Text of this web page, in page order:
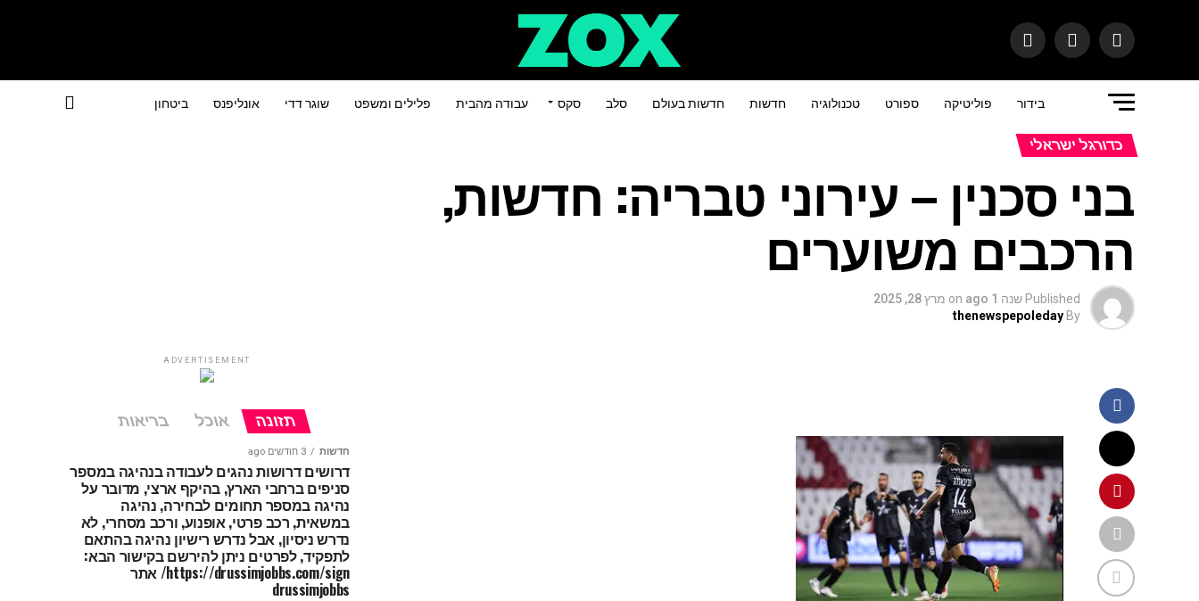
בידור פוליטיקה ספורט טכנולוגיה חדשות חדשות בעולם סלב סקס עבודה מהבית פלילים ומשפט שוגר דדי אונליפנס ביטחון
כדורגל ישראלי
בני סכנין – עירוני טבריה: חדשות,
הרכבים משוערים
Published שנה 1 ago on מרץ 28, 2025
By
thenewspepoleday
ADVERTISEMENT
תזונה אוכל בריאות
חדשות 3 חודשים ago
דרושים דרושות נהגים לעבודה בנהיגה במספר
סניפים ברחבי הארץ, בהיקף ארצי, מדובר על
נהיגה במספר תחומים לבחירה, נהיגה
במשאית, רכב פרטי, אופנוע, ורכב מסחרי, לא
נדרש ניסיון, אבל נדרש רישיון נהיגה בהתאם
לתפקיד, לפרטים ניתן להירשם בקישור הבא:
https://drussimjobbs.com/sign/ אתר
drussimjobbs